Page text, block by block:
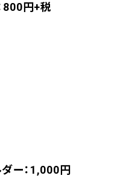
800円+税
ー：1,000円